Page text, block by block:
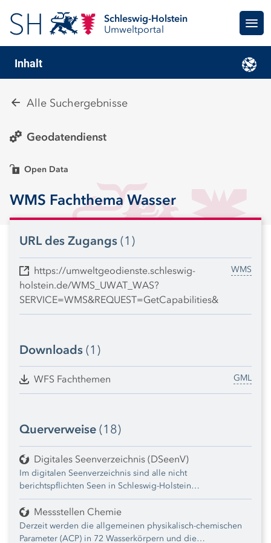
Schleswig-Holstein
Umweltportal
Alle Suchergebnisse
Geodatendienst
Open Data
WMS Fachthema Wasser
Inhalt
URL des Zugangs (1)
WMS
https://umweltgeodienste.schleswig-
holstein.de/WMS_UWAT_WAS?
SERVICE=WMS&REQUEST=GetCapabilities&
Downloads (1)
GML
WFS Fachthemen
Querverweise (18)
Digitales Seenverzeichnis (DSeenV)
Im digitalen Seenverzeichnis sind alle nicht
berichtspflichten Seen in Schleswig-Holstein
zusammengefasst, welche eine Seefläche kleiner 50 ha
jedoch i. d. R. größer als 5 ha aufweisen und/oder Teil
eines FFH-Gebietes oder ein anerkanntes EU-Badegewässer
sind.
Messstellen Chemie
Derzeit werden die allgemeinen physikalisch-chemischen
Parameter (ACP) in 72 Wasserkörpern und die